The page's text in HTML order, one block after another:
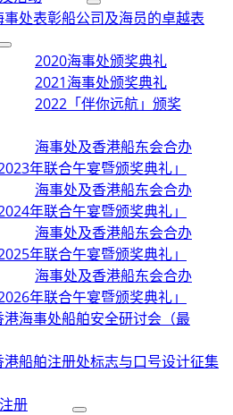
事处表彰船公司及海员的卓越表
2020海事处颁奖典礼
2021海事处颁奖典礼
2022「伴你远航」颁奖
海事处及香港船东会合办
2023年联合午宴暨颁奖典礼」
海事处及香港船东会合办
2024年联合午宴暨颁奖典礼」
海事处及香港船东会合办
2025年联合午宴暨颁奖典礼」
海事处及香港船东会合办
2026年联合午宴暨颁奖典礼」
港海事处船舶安全研讨会（最
港船舶注册处标志与口号设计征集
册